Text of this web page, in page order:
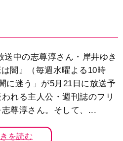
送中の志尊淳さん・岸井ゆき
闇』（毎週水曜よる10時
に迷う」が5月21日に放送予
れる主人公・週刊誌のフリ
尊淳さん。そして、...
を読む